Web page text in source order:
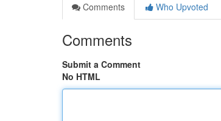
Comments
Who Upvoted
Comments
Submit a Comment
No HTML